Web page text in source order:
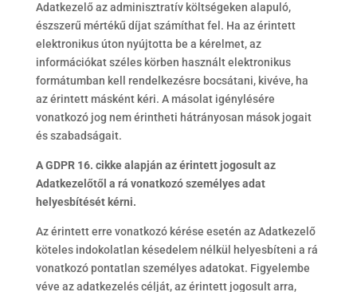
Adatkezelő az adminisztratív költségeken alapuló,
észszerű mértékű díjat számíthat fel. Ha az érintett
elektronikus úton nyújtotta be a kérelmet, az
információkat széles körben használt elektronikus
formátumban kell rendelkezésre bocsátani, kivéve, ha
az érintett másként kéri. A másolat igénylésére
vonatkozó jog nem érintheti hátrányosan mások jogait
és szabadságait.
A GDPR 16. cikke alapján az érintett jogosult az
Adatkezelőtől a rá vonatkozó személyes adat
helyesbítését kérni.
Az érintett erre vonatkozó kérése esetén az Adatkezelő
köteles indokolatlan késedelem nélkül helyesbíteni a rá
vonatkozó pontatlan személyes adatokat. Figyelembe
véve az adatkezelés célját, az érintett jogosult arra,